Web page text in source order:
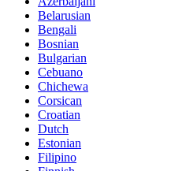
Belarusian
Bengali
Bosnian
Bulgarian
Cebuano
Chichewa
Corsican
Croatian
Dutch
Estonian
Filipino